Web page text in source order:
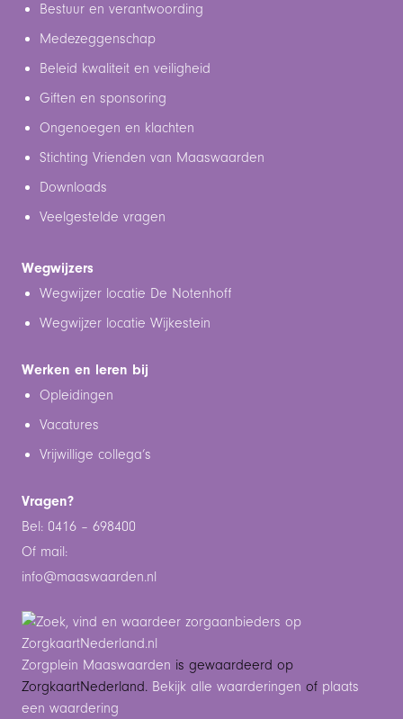
Bestuur en verantwoording
Medezeggenschap
Beleid kwaliteit en veiligheid
Giften en sponsoring
Ongenoegen en klachten
Stichting Vrienden van Maaswaarden
Downloads
Veelgestelde vragen
Wegwijzers
Wegwijzer locatie De Notenhoff
Wegwijzer locatie Wijkestein
Werken en leren bij
Opleidingen
Vacatures
Vrijwillige collega’s
Vragen?
Bel: 0416 – 698400
Of mail:
info@maaswaarden.nl
Zorgplein Maaswaarden is gewaardeerd op
ZorgkaartNederland. Bekijk alle waarderingen of plaats
een waardering